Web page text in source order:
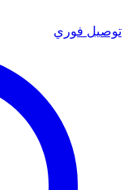
توصيل فوري